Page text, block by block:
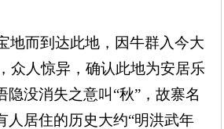
地而到达此地，因牛群入今大
众人惊异，确认此地为安居乐
隐没消失之意叫“秋”，故寨名
人居住的历史大约“明洪武年